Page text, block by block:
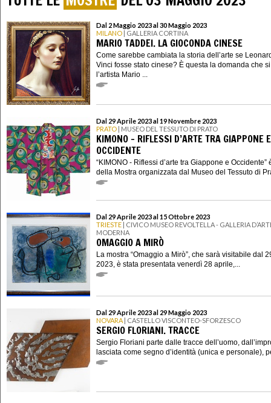
Dal 2 Maggio 2023 al 30 Maggio 2023
MILANO | GALLERIA CORTINA
MARIO TADDEI. LA GIOCONDA CINESE
Come sarebbe cambiata la storia dell’arte se
Vinci fosse stato cinese? È questa la domanda che
l’artista Mario ...
Dal 29 Aprile 2023 al 19 Novembre 2023
PRATO | MUSEO DEL TESSUTO DI PRATO
KIMONO - RIFLESSI D’ARTE TRA GIAPPONE E
OCCIDENTE
“KIMONO - Riflessi d’arte tra Giappone e Occidente”
della Mostra organizzata dal Museo del Tessuto di
Dal 29 Aprile 2023 al 15 Ottobre 2023
TRIESTE | CIVICO MUSEO REVOLTELLA - GALLERIA
MODERNA
OMAGGIO A MIRÒ
La mostra “Omaggio a Mirò”, che sarà visitabile dal
2023, è stata presentata venerdì 28 aprile,...
Dal 29 Aprile 2023 al 29 Maggio 2023
NOVARA | CASTELLO VISCONTEO-SFORZESCO
SERGIO FLORIANI. TRACCE
Sergio Floriani parte dalle tracce dell’uomo,
lasciata come segno d’identità (unica e personale),